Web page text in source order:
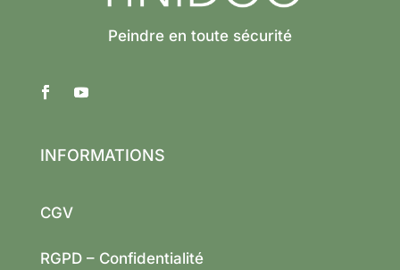
Peindre en toute sécurité
INFORMATIONS
CGV
RGPD – Confidentialité